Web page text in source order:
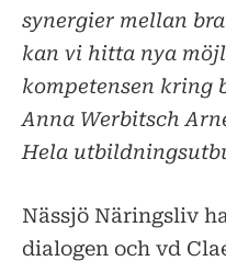
synergier mellan
kan vi hitta nya
kompetensen kring
Anna Werbitsch
Hela
Nässjö Näringsliv
dialogen och vd